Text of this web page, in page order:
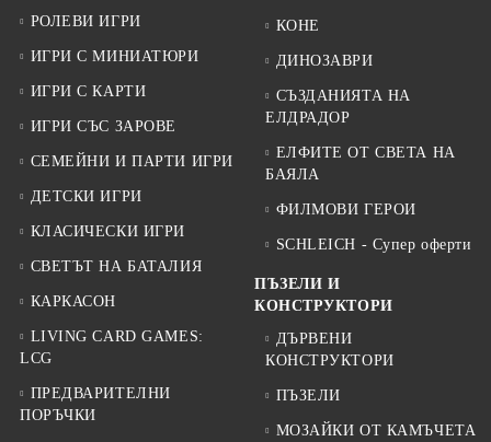
РОЛЕВИ ИГРИ
ИГРИ С МИНИАТЮРИ
ИГРИ С КАРТИ
ИГРИ СЪС ЗАРОВЕ
СЕМЕЙНИ И ПАРТИ ИГРИ
ДЕТСКИ ИГРИ
КЛАСИЧЕСКИ ИГРИ
СВЕТЪТ НА БАТАЛИЯ
КАРКАСОН
LIVING CARD GAMES:
LCG
ПРЕДВАРИТЕЛНИ
ПОРЪЧКИ
КОНЕ
ДИНОЗАВРИ
СЪЗДАНИЯТА НА
ЕЛДРАДОР
ЕЛФИТЕ ОТ СВЕТА НА
БАЯЛА
ФИЛМОВИ ГЕРОИ
SCHLEICH - Супер оферти
ПЪЗЕЛИ И
КОНСТРУКТОРИ
ДЪРВЕНИ
КОНСТРУКТОРИ
ПЪЗЕЛИ
МОЗАЙКИ ОТ КАМЪЧЕТА